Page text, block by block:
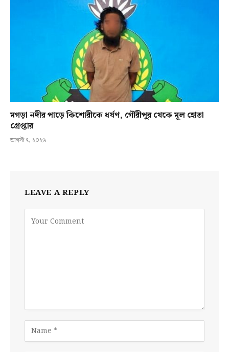
মগড়া নদীর পাড়ে কিশোরীকে ধর্ষণ, গৌরীপুর থেকে মূল হোতা
গ্রেপ্তার
আগস্ট ৭, ২০২৬
LEAVE A REPLY